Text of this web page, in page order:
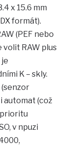
x 15.6 mm
formát).
(PEF nebo
volit RAW plus
je
K – skly.
(senzor
automat (což
v npuzi